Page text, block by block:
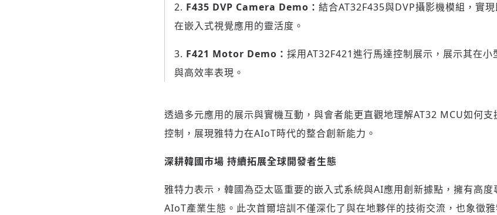
F435 DVP Camera Demo ： 結合AT32F435與DVP攝影機模組，實
在嵌入式視覺應用的靈活度。
F421 Motor Demo ： 採用AT32F421進行馬達控制展示，展示其在
與高效率表現。
透過多元應用的展示與實機互動，與會者能更直觀地理解AT32 MCU如何
控制，展現雅特力在AIoT時代的整合創新能力。
深耕韓國市場 持續拓展全球開發者生態
雅特力表示，韓國為亞太區重要的嵌入式系統與AI應用創新據點，擁有高
AIoT產業生態。此次首爾培訓不僅深化了與在地夥伴的技術交流，也象徵